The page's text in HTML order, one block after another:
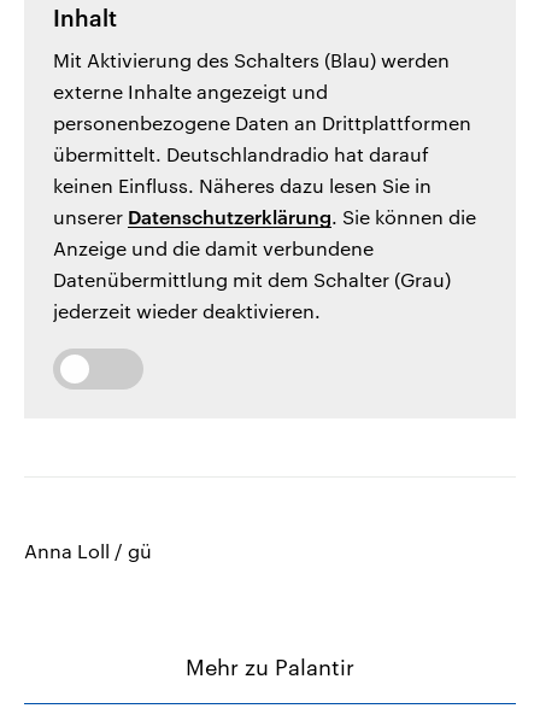
Inhalt
Mit Aktivierung des Schalters (Blau) werden
externe Inhalte angezeigt und
personenbezogene Daten an Drittplattformen
übermittelt. Deutschlandradio hat darauf
keinen Einfluss. Näheres dazu lesen Sie in
unserer Datenschutzerklärung. Sie können die
Anzeige und die damit verbundene
Datenübermittlung mit dem Schalter (Grau)
jederzeit wieder deaktivieren.
Anna Loll / gü
Mehr zu Palantir